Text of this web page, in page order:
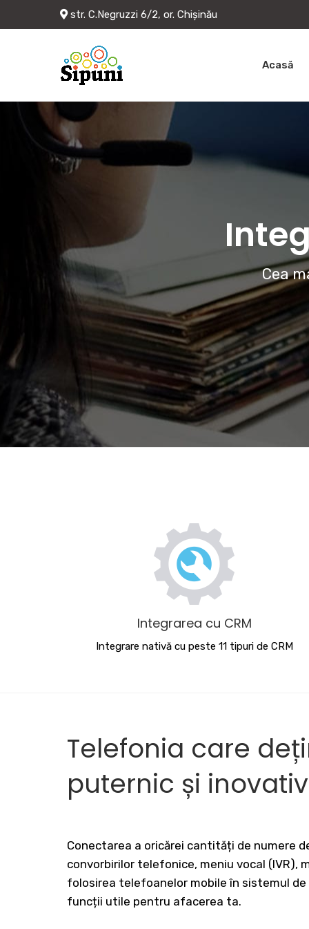
str. C.Negruzzi 6/2, or. Chișinău
Acasă
Cea
Integrarea cu CRM
Integrare nativă cu peste 11 tipuri de CRM
Telefonia care
puternic și
Conectarea a oricărei cantități de numere
convorbirilor telefonice, meniu vocal (IVR),
folosirea telefoanelor mobile în sistemul
funcții utile pentru afacerea ta.